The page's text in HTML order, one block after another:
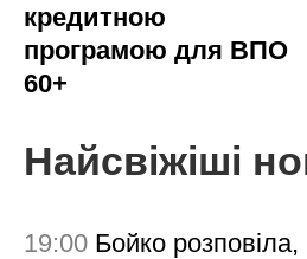
кредитною
програмою для ВПО
60+
Найсвіжіші
19:00 Бойко